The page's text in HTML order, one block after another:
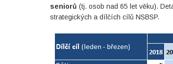
seniorů (tj. osob nad 65 let věku).
strategických a dílčích cílů NSBSP.